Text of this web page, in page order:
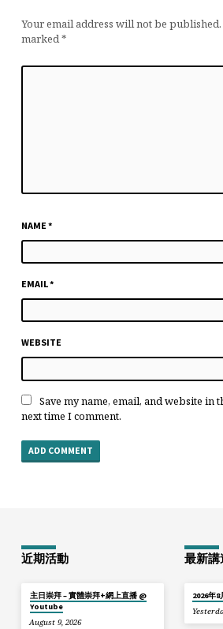
Your email address will not be published.
marked *
NAME *
EMAIL*
WEBSITE
Save my name, email, and website in
next time I comment.
近期活動
主日崇拜 – 實體崇拜+網上直播 @
Youtube
August 9, 2026
最新講
2026年8